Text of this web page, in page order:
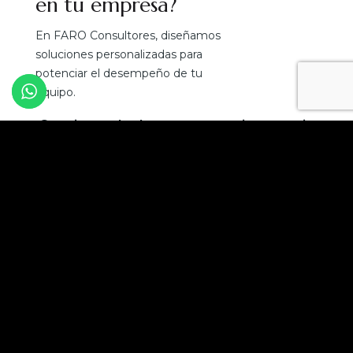
En FARO Consultores, diseñamos
soluciones personalizadas para
potenciar el desempeño de tu
equipo.
¡Convierte el talento en tu mejor ventaja